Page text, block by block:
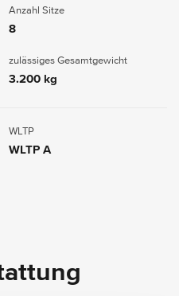
Anzahl Sitze
8
zulässiges Gesamtgewicht
3.200 kg
WLTP
WLTP A